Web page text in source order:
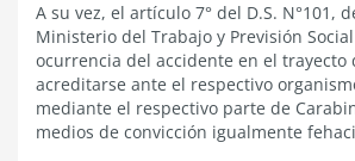
A su vez, el artículo 7° del D.S. N°101,
Ministerio del Trabajo y Previsión
ocurrencia del accidente en el trayecto
acreditarse ante el respectivo
mediante el respectivo parte de
medios de convicción igualmente